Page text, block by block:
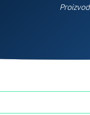
Proizvod